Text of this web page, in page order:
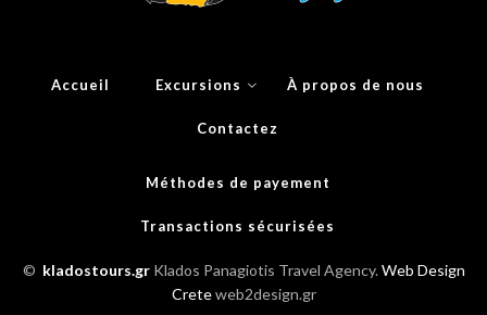
Accueil Excursions À propos de nous
Contactez
Méthodes de payement
Transactions sécurisées
© kladostours.grKlados Panagiotis Travel Agency.Web Design
Creteweb2design.gr